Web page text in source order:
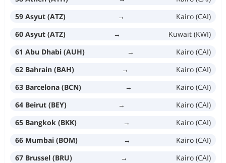
59 Asyut (ATZ)
→
Kairo (CAI)
60 Asyut (ATZ)
→
Kuwait (KWI)
61 Abu Dhabi (AUH)
→
Kairo (CAI)
62 Bahrain (BAH)
→
Kairo (CAI)
63 Barcelona (BCN)
→
Kairo (CAI)
64 Beirut (BEY)
→
Kairo (CAI)
65 Bangkok (BKK)
→
Kairo (CAI)
66 Mumbai (BOM)
→
Kairo (CAI)
67 Brussel (BRU)
→
Kairo (CAI)